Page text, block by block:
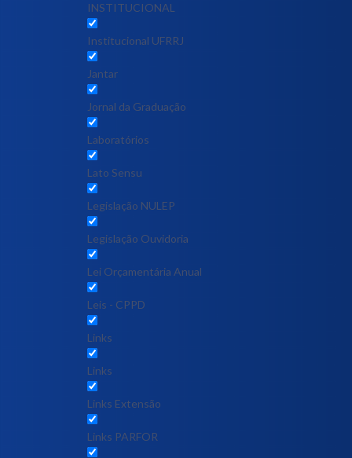
INSTITUCIONAL
Institucional UFRRJ
Jantar
Jornal da Graduação
Laboratórios
Lato Sensu
Legislação NULEP
Legislação Ouvidoria
Lei Orçamentária Anual
Leis - CPPD
Links
Links
Links Extensão
Links PARFOR